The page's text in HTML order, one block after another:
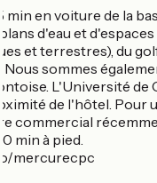
min en voiture de la
d'eau et
et terrestres), du
Nous sommes
L'Université de
de l'hôtel. Pour
commercial
min à pied.
mercurecpc